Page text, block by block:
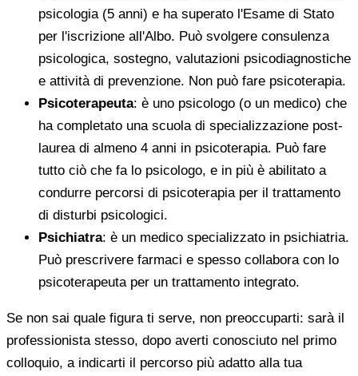
psicologia (5 anni) e ha superato l'Esame di Stato
per l'iscrizione all'Albo. Può svolgere consulenza
psicologica, sostegno, valutazioni psicodiagnostiche
e attività di prevenzione. Non può fare psicoterapia.
Psicoterapeuta: è uno psicologo (o un medico) che
ha completato una scuola di specializzazione post-
laurea di almeno 4 anni in psicoterapia. Può fare
tutto ciò che fa lo psicologo, e in più è abilitato a
condurre percorsi di psicoterapia per il trattamento
di disturbi psicologici.
Psichiatra: è un medico specializzato in psichiatria.
Può prescrivere farmaci e spesso collabora con lo
psicoterapeuta per un trattamento integrato.
Se non sai quale figura ti serve, non preoccuparti: sarà il
professionista stesso, dopo averti conosciuto nel primo
colloquio, a indicarti il percorso più adatto alla tua